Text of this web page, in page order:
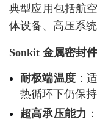
典型应用包括航
体设备、高压系
Sonkit 金属密封
耐极端温度：
热循环下仍保
超高承压能力